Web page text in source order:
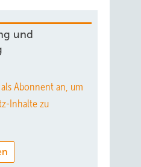
und
Abonnent an, um
Inhalte zu